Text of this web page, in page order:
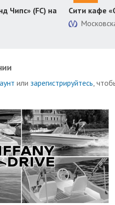
Чипс» (FC) на
Сити кафе
или зарегистрируйтесь ,